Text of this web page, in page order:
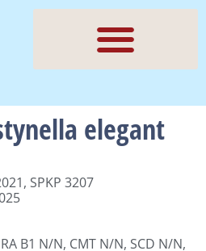
elegant
SPKP 3207
B1 N/N, CMT N/N, SCD N/N,